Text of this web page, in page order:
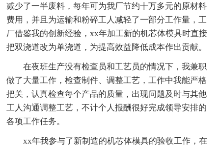
减少了一半废料，每年可为我厂节约十万多元的原材料
费用，并且为运输和粉碎工人减轻了一部分工作量，工
厂借鉴我的创新经验，xx年加工新的机芯体模具时直接
把双浇道改为单浇道，为提高效益降低成本作出贡献。
在夜班生产没有检查员和工艺员的情况下，我兼职
做了大量工作，检查制件、调整工艺，工作中我能严格
把关，认真检查每个产品的质量，出现问题及时与其他
工人沟通调整工艺，不计个人报酬很好完成领导安排的
各项工作任务。
xx年我参与了新制造的机芯体模具的验收工作，在